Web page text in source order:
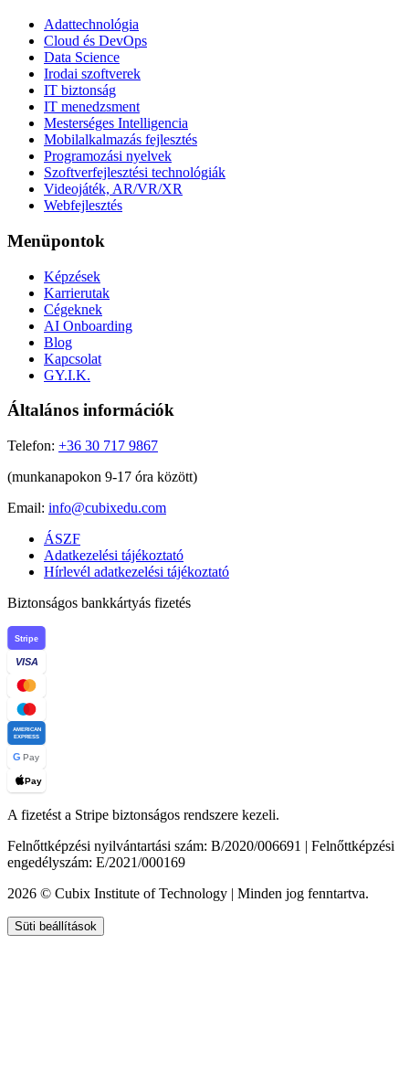
Adattechnológia
Cloud és DevOps
Data Science
Irodai szoftverek
IT biztonság
IT menedzsment
Mesterséges Intelligencia
Mobilalkalmazás fejlesztés
Programozási nyelvek
Szoftverfejlesztési technológiák
Videojáték, AR/VR/XR
Webfejlesztés
Menüpontok
Képzések
Karrierutak
Cégeknek
AI Onboarding
Blog
Kapcsolat
GY.I.K.
Általános információk
Telefon: +36 30 717 9867
(munkanapokon 9-17 óra között)
Email: info@cubixedu.com
ÁSZF
Adatkezelési tájékoztató
Hírlevél adatkezelési tájékoztató
Biztonságos bankkártyás fizetés
Stripe
VISA
AMERICAN
EXPRESS
G Pay
Pay
A fizetést a Stripe biztonságos rendszere kezeli.
Felnőttképzési nyilvántartási szám: B/2020/006691 | Felnőttképzési
engedélyszám: E/2021/000169
2026 © Cubix Institute of Technology | Minden jog fenntartva.
Süti beállítások